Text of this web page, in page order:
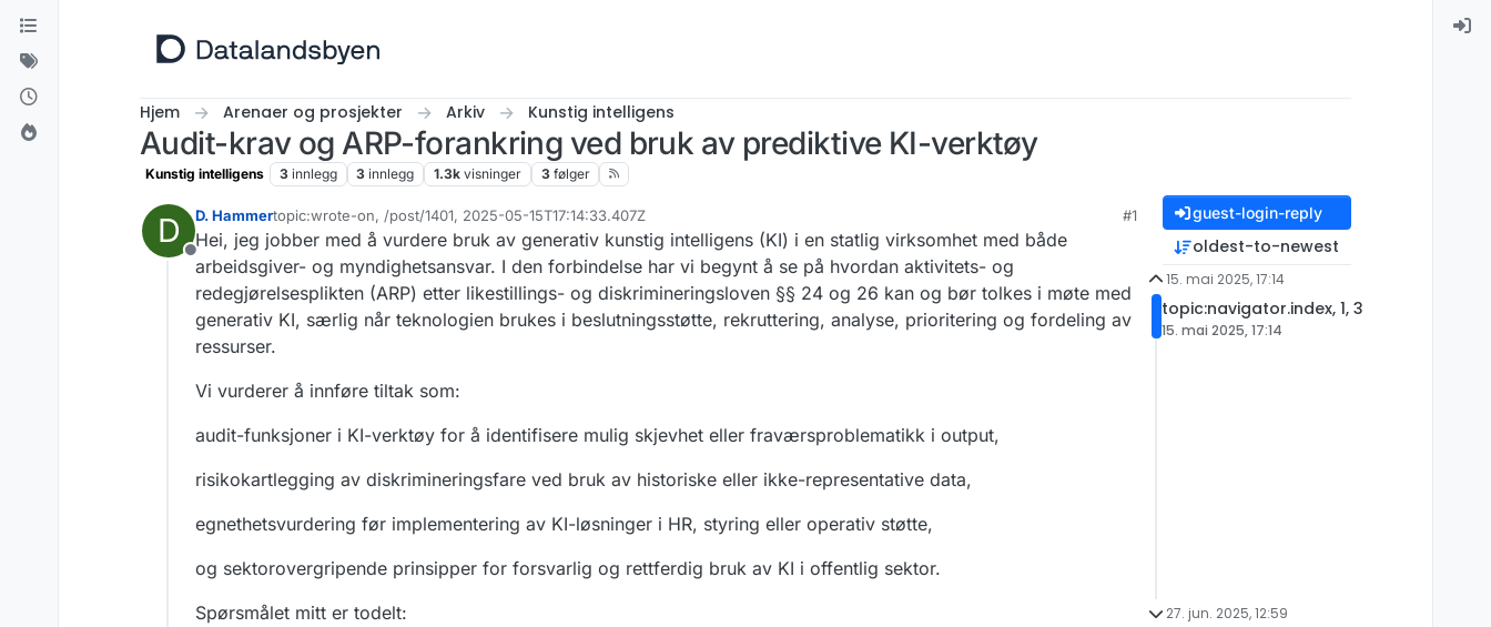
Hopp til innhold
Hjem Arenaer og prosjekter Arkiv Kunstig intelligens
Audit-krav og ARP-forankring ved bruk av prediktive KI-verktøy
Kunstig intelligens 3 innlegg 3 innlegg 1.3k visninger 3 følger
D
Frakoblet
D. Hammertopic:wrote-on, /post/1401, 2025-05-15T17:14:33.407Z
Sist endret av
#1
Hei, jeg jobber med å vurdere bruk av generativ kunstig intelligens (KI) i en statlig virksomhet med både
arbeidsgiver- og myndighetsansvar. I den forbindelse har vi begynt å se på hvordan aktivitets- og
redegjørelsesplikten (ARP) etter likestillings- og diskrimineringsloven §§ 24 og 26 kan og bør tolkes i møte med
generativ KI, særlig når teknologien brukes i beslutningsstøtte, rekruttering, analyse, prioritering og fordeling av
ressurser.
Vi vurderer å innføre tiltak som:
audit-funksjoner i KI-verktøy for å identifisere mulig skjevhet eller fraværsproblematikk i output,
risikokartlegging av diskrimineringsfare ved bruk av historiske eller ikke-representative data,
egnethetsvurdering før implementering av KI-løsninger i HR, styring eller operativ støtte,
og sektorovergripende prinsipper for forsvarlig og rettferdig bruk av KI i offentlig sektor.
Spørsmålet mitt er todelt:
guest-login-reply
oldest-to-newest
15. mai 2025, 17:14
topic:navigator.index, 1, 3
15. mai 2025, 17:14
27. jun. 2025, 12:59